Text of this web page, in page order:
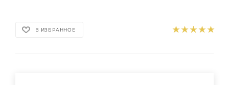
В ИЗБРАННОЕ